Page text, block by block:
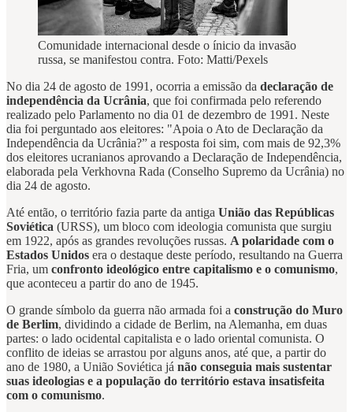
Comunidade internacional desde o ínicio da invasão
russa, se manifestou contra. Foto: Matti/Pexels
No dia 24 de agosto de 1991, ocorria a emissão da declaração de
independência da Ucrânia, que foi confirmada pelo referendo
realizado pelo Parlamento no dia 01 de dezembro de 1991. Neste
dia foi perguntado aos eleitores: "Apoia o Ato de Declaração da
Independência da Ucrânia?” a resposta foi sim, com mais de 92,3%
dos eleitores ucranianos aprovando a Declaração de Independência,
elaborada pela Verkhovna Rada (Conselho Supremo da Ucrânia) no
dia 24 de agosto.
Até então, o território fazia parte da antiga União das Repúblicas
Soviética (URSS), um bloco com ideologia comunista que surgiu
em 1922, após as grandes revoluções russas. A polaridade com o
Estados Unidos era o destaque deste período, resultando na Guerra
Fria, um confronto ideológico entre capitalismo e o comunismo,
que aconteceu a partir do ano de 1945.
O grande símbolo da guerra não armada foi a construção do Muro
de Berlim, dividindo a cidade de Berlim, na Alemanha, em duas
partes: o lado ocidental capitalista e o lado oriental comunista. O
conflito de ideias se arrastou por alguns anos, até que, a partir do
ano de 1980, a União Soviética já não conseguia mais sustentar
suas ideologias e a população do território estava insatisfeita
com o comunismo.